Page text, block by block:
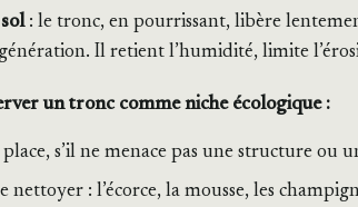
: le tronc, en pourrissant, libère
Il retient l’humidité, limite
un tronc comme niche écologique :
s’il ne menace pas une structure ou
nettoyer : l’écorce, la mousse, les